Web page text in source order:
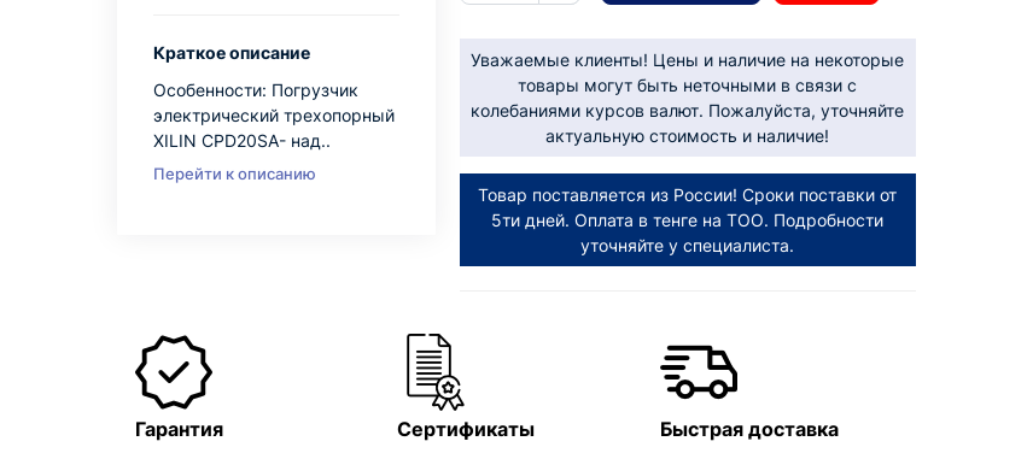
Краткое описание
Особенности: Погрузчик
электрический трехопорный
XILIN CPD20SA- над..
Перейти к описанию
Уважаемые клиенты! Цены и наличие на некоторые
товары могут быть неточными в связи с
колебаниями курсов валют. Пожалуйста, уточняйте
актуальную стоимость и наличие!
Товар поставляется из России! Сроки поставки от
5ти дней. Оплата в тенге на ТОО. Подробности
уточняйте у специалиста.
Гарантия Сертификаты Быстрая доставка